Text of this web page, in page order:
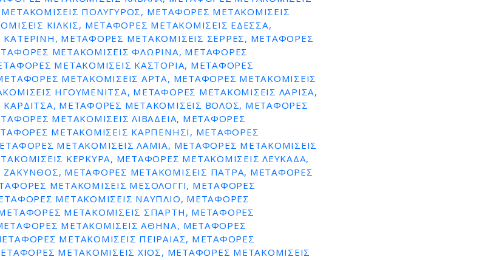
ΠΟΛΥΓΥΡΟΣ, ΜΕΤΑΦΟΡΕΣ ΜΕΤΑΚΟΜΙΣΕΙΣ
ΚΙΛΚΙΣ, ΜΕΤΑΦΟΡΕΣ ΜΕΤΑΚΟΜΙΣΕΙΣ ΕΔΕΣΣΑ,
ΜΕΤΑΦΟΡΕΣ ΜΕΤΑΚΟΜΙΣΕΙΣ ΣΕΡΡΕΣ, ΜΕΤΑΦΟΡΕΣ
ΜΕΤΑΚΟΜΙΣΕΙΣ ΦΛΩΡΙΝΑ, ΜΕΤΑΦΟΡΕΣ
ΜΕΤΑΚΟΜΙΣΕΙΣ ΚΑΣΤΟΡΙΑ, ΜΕΤΑΦΟΡΕΣ
ΜΕΤΑΚΟΜΙΣΕΙΣ ΑΡΤΑ, ΜΕΤΑΦΟΡΕΣ ΜΕΤΑΚΟΜΙΣΕΙΣ
ΗΓΟΥΜΕΝΙΤΣΑ, ΜΕΤΑΦΟΡΕΣ ΜΕΤΑΚΟΜΙΣΕΙΣ ΛΑΡΙΣΑ,
ΜΕΤΑΦΟΡΕΣ ΜΕΤΑΚΟΜΙΣΕΙΣ ΒΟΛΟΣ, ΜΕΤΑΦΟΡΕΣ
ΜΕΤΑΚΟΜΙΣΕΙΣ ΛΙΒΑΔΕΙΑ, ΜΕΤΑΦΟΡΕΣ
ΜΕΤΑΚΟΜΙΣΕΙΣ ΚΑΡΠΕΝΗΣΙ, ΜΕΤΑΦΟΡΕΣ
ΜΕΤΑΚΟΜΙΣΕΙΣ ΛΑΜΙΑ, ΜΕΤΑΦΟΡΕΣ ΜΕΤΑΚΟΜΙΣΕΙΣ
ΚΕΡΚΥΡΑ, ΜΕΤΑΦΟΡΕΣ ΜΕΤΑΚΟΜΙΣΕΙΣ ΛΕΥΚΑΔΑ,
ΜΕΤΑΦΟΡΕΣ ΜΕΤΑΚΟΜΙΣΕΙΣ ΠΑΤΡΑ, ΜΕΤΑΦΟΡΕΣ
ΜΕΤΑΚΟΜΙΣΕΙΣ ΜΕΣΟΛΟΓΓΙ, ΜΕΤΑΦΟΡΕΣ
ΜΕΤΑΚΟΜΙΣΕΙΣ ΝΑΥΠΛΙΟ, ΜΕΤΑΦΟΡΕΣ
ΜΕΤΑΚΟΜΙΣΕΙΣ ΣΠΑΡΤΗ, ΜΕΤΑΦΟΡΕΣ
ΜΕΤΑΚΟΜΙΣΕΙΣ ΑΘΗΝΑ, ΜΕΤΑΦΟΡΕΣ
ΜΕΤΑΚΟΜΙΣΕΙΣ ΠΕΙΡΑΙΑΣ, ΜΕΤΑΦΟΡΕΣ
ΜΕΤΑΚΟΜΙΣΕΙΣ ΧΙΟΣ, ΜΕΤΑΦΟΡΕΣ ΜΕΤΑΚΟΜΙΣΕΙΣ